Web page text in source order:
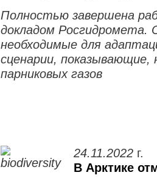
Полностью завершена
докладом Росгидромета.
необходимые для
сценарии, показывающие,
парниковых газов
24.11.2022г.
В Арктике